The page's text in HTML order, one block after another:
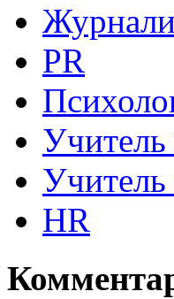
PR
Учитель
HR